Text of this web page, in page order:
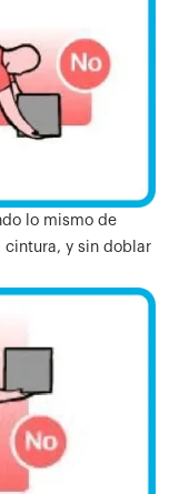
lo mismo de
cintura, y sin doblar